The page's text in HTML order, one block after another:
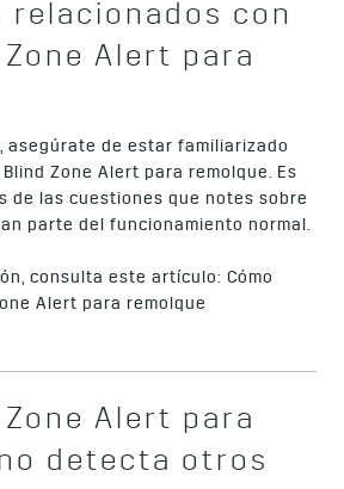
relacionados con
Alert para
asegúrate de estar familiarizado
Zone Alert para remolque. Es
de las cuestiones que notes sobre
parte del funcionamiento normal.
consulta este artículo:Cómo
Alert para remolque
Alert para
detecta otros